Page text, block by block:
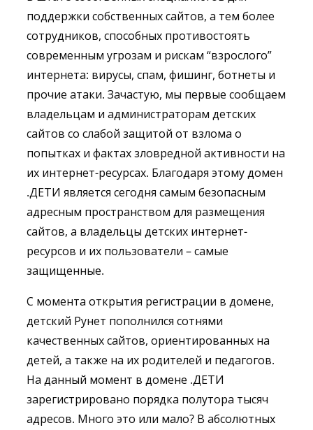
поддержки собственных сайтов, а тем более
сотрудников, способных противостоять
современным угрозам и рискам “взрослого”
интернета: вирусы, спам, фишинг, ботнеты и
прочие атаки. Зачастую, мы первые сообщаем
владельцам и администраторам детских
сайтов со слабой защитой от взлома о
попытках и фактах зловредной активности на
их интернет-ресурсах. Благодаря этому домен
.ДЕТИ является сегодня самым безопасным
адресным пространством для размещения
сайтов, а владельцы детских интернет-
ресурсов и их пользователи – самые
защищенные.
С момента открытия регистрации в домене,
детский Рунет пополнился сотнями
качественных сайтов, ориентированных на
детей, а также на их родителей и педагогов.
На данный момент в домене .ДЕТИ
зарегистрировано порядка полутора тысяч
адресов. Много это или мало? В абсолютных